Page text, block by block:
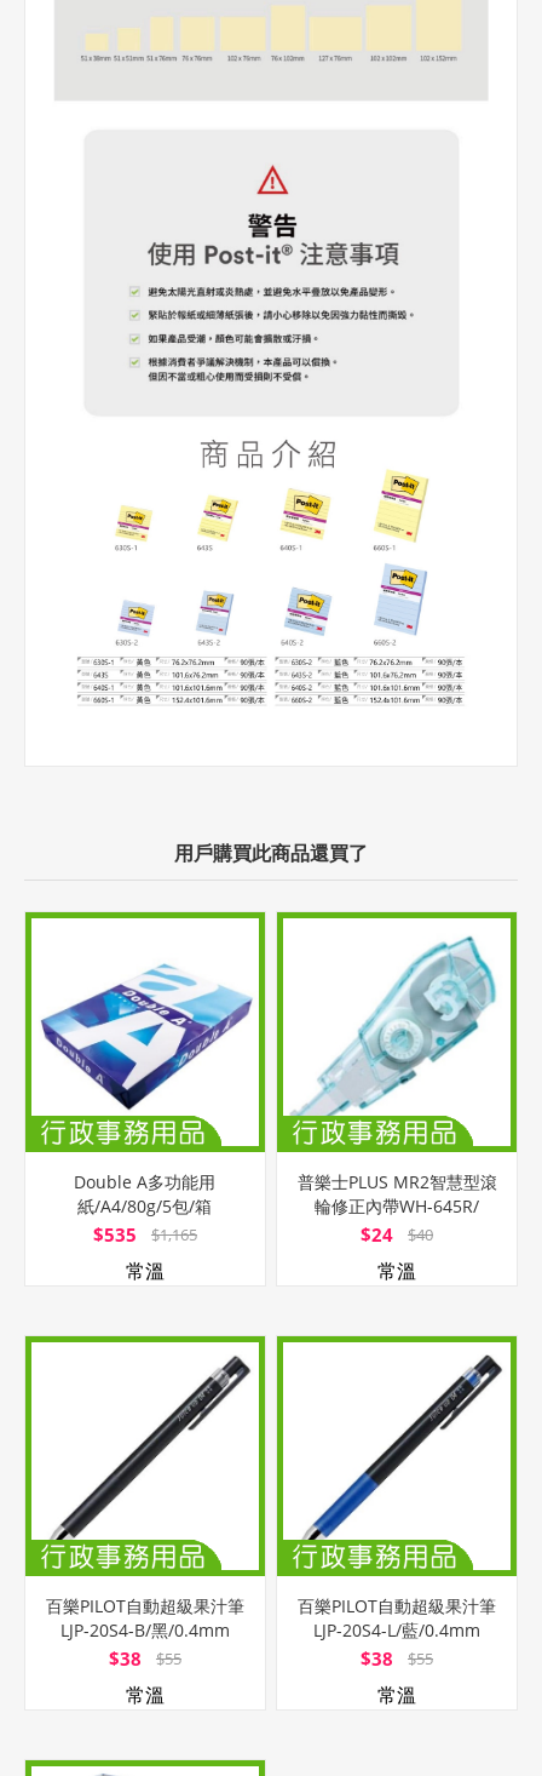
用戶購買此商品還買了
Double A多功能用
紙/A4/80g/5包/箱
$535 $1,165
常溫
普樂士PLUS MR2智慧型滾
輪修正內帶WH-645R/
藍/5mmx6M
$24 $40
常溫
百樂PILOT自動超級果汁筆
LJP-20S4-B/黑/0.4mm
$38 $55
常溫
百樂PILOT自動超級果汁筆
LJP-20S4-L/藍/0.4mm
$38 $55
常溫